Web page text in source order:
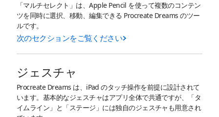
「マルチセレクト」は、Apple Pencil を使って複数のコンテン
ツを同時に選択、移動、編集できる Procreate Dreams のツー
ルです。
次のセクションをご覧ください
ジェスチャ
Procreate Dreams は、iPad のタッチ操作を前提に設計されて
います。基本的なジェスチャはアプリ全体で共通ですが、「タ
イムライン」と「ステージ」には独自のジェスチャも用意され